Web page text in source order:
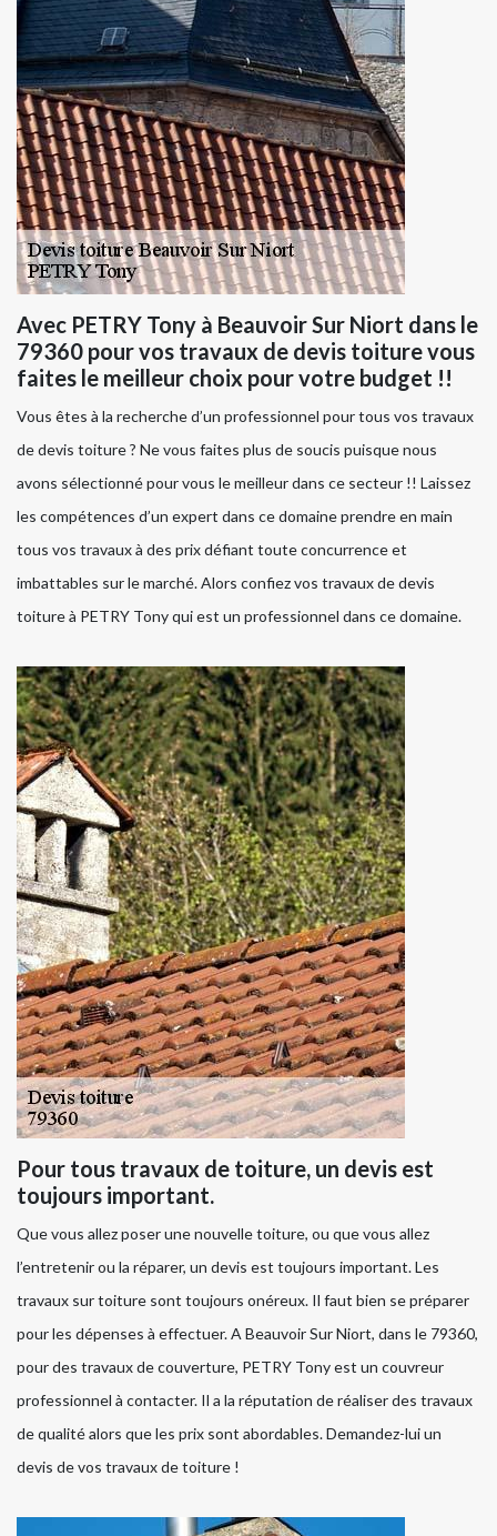
Avec PETRY Tony à Beauvoir Sur Niort dans le
79360 pour vos travaux de devis toiture vous
faites le meilleur choix pour votre budget !!
Vous êtes à la recherche d’un professionnel pour tous vos travaux
de devis toiture ? Ne vous faites plus de soucis puisque nous
avons sélectionné pour vous le meilleur dans ce secteur !! Laissez
les compétences d’un expert dans ce domaine prendre en main
tous vos travaux à des prix défiant toute concurrence et
imbattables sur le marché. Alors confiez vos travaux de devis
toiture à PETRY Tony qui est un professionnel dans ce domaine.
Pour tous travaux de toiture, un devis est
toujours important.
Que vous allez poser une nouvelle toiture, ou que vous allez
l’entretenir ou la réparer, un devis est toujours important. Les
travaux sur toiture sont toujours onéreux. Il faut bien se préparer
pour les dépenses à effectuer. A Beauvoir Sur Niort, dans le 79360,
pour des travaux de couverture, PETRY Tony est un couvreur
professionnel à contacter. Il a la réputation de réaliser des travaux
de qualité alors que les prix sont abordables. Demandez-lui un
devis de vos travaux de toiture !